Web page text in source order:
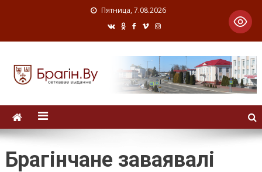
Пятница, 7.08.2026
Брагінчане заваявалі